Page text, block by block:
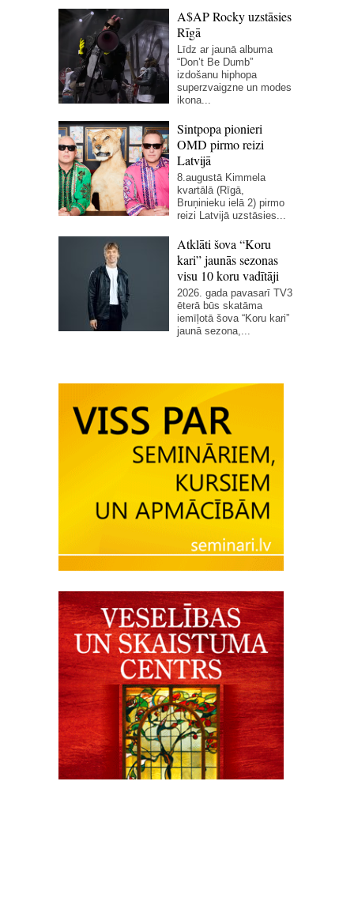
A$AP Rocky uzstāsies
Rīgā
Līdz ar jaunā albuma
“Don’t Be Dumb”
izdošanu hiphopa
superzvaigzne un modes
ikona...
Sintpopa pionieri
OMD pirmo reizi
Latvijā
8.augustā Kimmela
kvartālā (Rīgā,
Bruņinieku ielā 2) pirmo
reizi Latvijā uzstāsies...
Atklāti šova “Koru
kari” jaunās sezonas
visu 10 koru vadītāji
2026. gada pavasarī TV3
ēterā būs skatāma
iemīļotā šova “Koru kari”
jaunā sezona,...